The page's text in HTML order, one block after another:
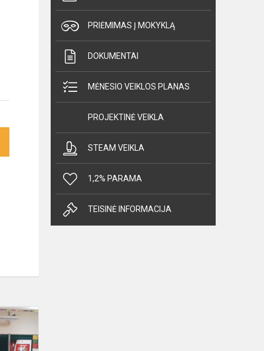
PRIĖMIMAS Į MOKYKLĄ
DOKUMENTAI
MĖNESIO VEIKLOS PLANAS
PROJEKTINĖ VEIKLA
STEAM VEIKLA
1,2% PARAMA
TEISINĖ INFORMACIJA